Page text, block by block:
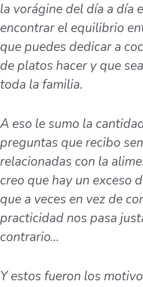
la vorágine del día a día
encontrar el equilibrio
que puedes dedicar a
de platos hacer y que
toda la familia.
A eso le sumo la
preguntas que recibo
relacionadas con la
creo que hay un exceso
que a veces en vez de
practicidad nos pasa
contrario…
Y estos fueron los